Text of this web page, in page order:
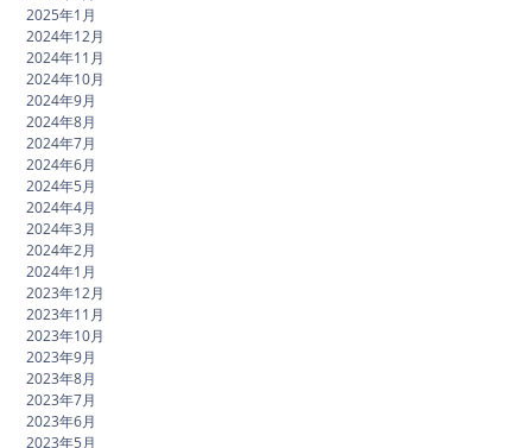
2025年1月
2024年12月
2024年11月
2024年10月
2024年9月
2024年8月
2024年7月
2024年6月
2024年5月
2024年4月
2024年3月
2024年2月
2024年1月
2023年12月
2023年11月
2023年10月
2023年9月
2023年8月
2023年7月
2023年6月
2023年5月